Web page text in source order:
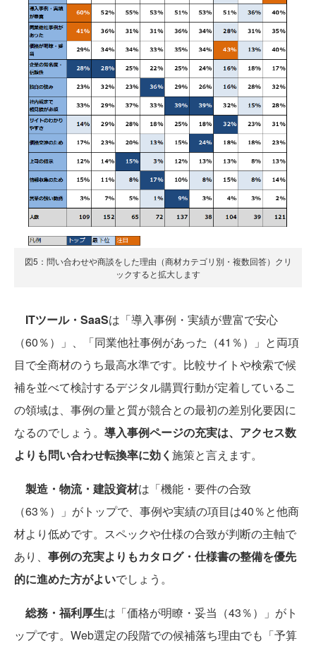
図5：問い合わせや商談をした理由（商材カテゴリ別・複数回答）クリ
ックすると拡大します
ITツール・SaaSは「導入事例・実績が豊富で安心
（60％）」、「同業他社事例があった（41％）」と両項
目で全商材のうち最高水準です。比較サイトや検索で候
補を並べて検討するデジタル購買行動が定着しているこ
の領域は、事例の量と質が競合との最初の差別化要因に
なるのでしょう。 導入事例ページの充実は、アクセス数
よりも問い合わせ転換率に効く 施策と言えます。
製造・物流・建設資材は「機能・要件の合致
（63％）」がトップで、事例や実績の項目は40％と他商
材より低めです。スペックや仕様の合致が判断の主軸で
あり、 事例の充実よりもカタログ・仕様書の整備を優先
的に進めた方がよいでしょう。
総務・福利厚生は「価格が明瞭・妥当（43％）」がト
ップです。Web選定の段階での候補落ち理由でも「予算